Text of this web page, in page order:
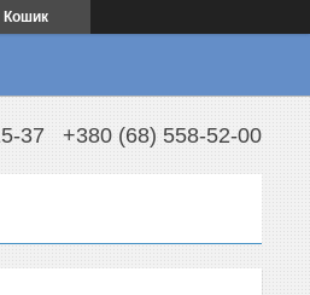
Кошик
37 +380 (68) 558-52-00